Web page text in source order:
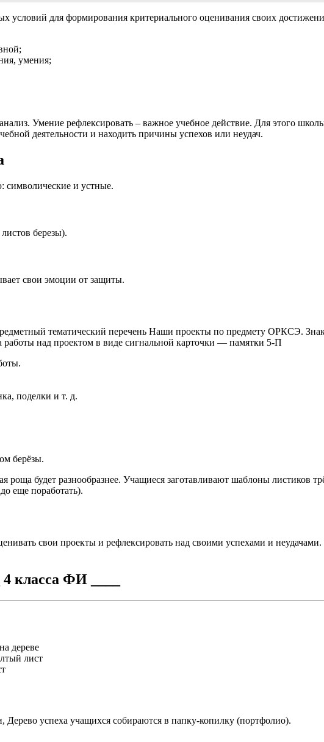
условий для формирования критериального оценивания своих
умения;
Умение рефлексировать – важное учебное действие. Для этого
деятельности и находить причины успехов или неудач.
символические и устные.
березы).
свои эмоции от защиты.
тематический перечень Наши проекты по предмету ОРКСЭ.
над проектом в виде сигнальной карточки — памятки 5-П
поделки и т. д.
берёзы.
роща будет разнообразнее. Учащиеся заготавливают шаблоны листиков
еще поработать).
свои проекты и рефлексировать над своими успехами и
класса ФИ ____
дереве
лист
успеха учащихся собираются в папку-копилку (портфолио).